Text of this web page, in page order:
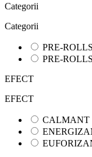
Categorii
Categorii
PRE-
PRE-
EFECT
EFECT
CALMANT